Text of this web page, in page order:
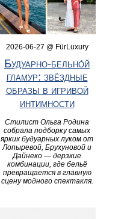
2026-06-27 @ FürLuxury
Будуарно‑бельно́й
гламур: звёздные
образы в игривой
интимности
Стилист Ольга Родина
собрала подборку самых
ярких будуарных луком от
Лопыревой, Брухуновой и
Дайнеко — дерзкие
комбинации, где бельё
превращается в главную
сцену модного спектакля.